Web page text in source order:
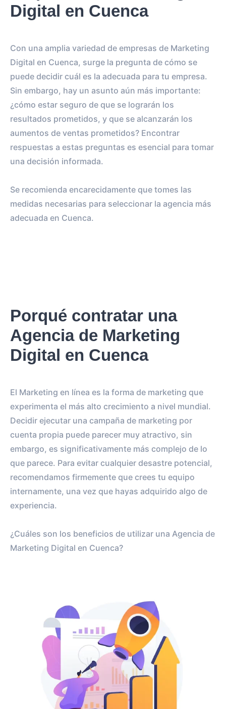
Digital en Cuenca
Con una amplia variedad de empresas de Marketing
Digital en Cuenca, surge la pregunta de cómo se
puede decidir cuál es la adecuada para tu empresa.
Sin embargo, hay un asunto aún más importante:
¿cómo estar seguro de que se lograrán los
resultados prometidos, y que se alcanzarán los
aumentos de ventas prometidos? Encontrar
respuestas a estas preguntas es esencial para tomar
una decisión informada.
Se recomienda encarecidamente que tomes las
medidas necesarias para seleccionar la agencia más
adecuada en Cuenca.
Porqué contratar una
Agencia de Marketing
Digital en Cuenca
El Marketing en línea es la forma de marketing que
experimenta el más alto crecimiento a nivel mundial.
Decidir ejecutar una campaña de marketing por
cuenta propia puede parecer muy atractivo, sin
embargo, es significativamente más complejo de lo
que parece. Para evitar cualquier desastre potencial,
recomendamos firmemente que crees tu equipo
internamente, una vez que hayas adquirido algo de
experiencia.
¿Cuáles son los beneficios de utilizar una Agencia de
Marketing Digital en Cuenca?